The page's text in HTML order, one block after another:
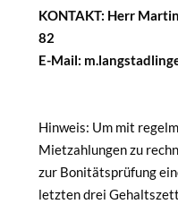
KONTAKT: Herr
82
E-Mail:
Hinweis: Um mit
Mietzahlungen zu
zur Bonitätsprüfung
letzten drei